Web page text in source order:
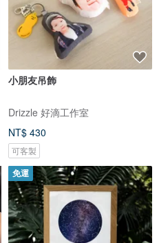
小朋友吊飾
Drizzle 好滴工作室
NT$ 430
可客製
免運